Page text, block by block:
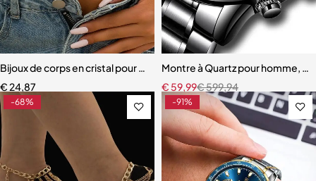
Bijoux de corps en cristal pour femmes, 3 pièces/ensemble
€24,87
Montre à Quartz pour homme,
€599,94
€ 59,99
-68% -91%